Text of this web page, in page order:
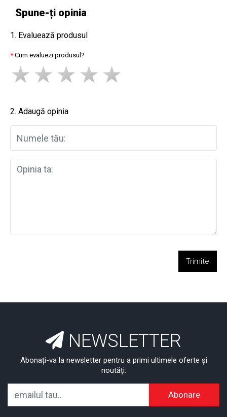
Spune-ți opinia
1. Evaluează produsul
Cum evaluezi produsul?
2. Adaugă opinia
Trimite
NEWSLETTER
Abonați-va la newsletter pentru a primi ultimele oferte și
noutăți:
Abonare